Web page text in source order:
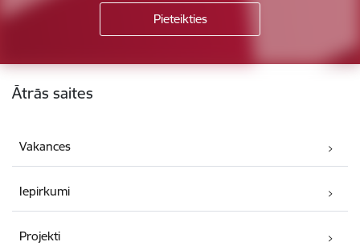
Kājene
Ātrās saites
Vakances
Iepirkumi
Projekti